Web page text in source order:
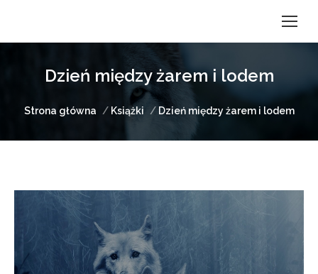
Dzień między żarem i lodem
Strona główna Książki Dzień między żarem i lodem